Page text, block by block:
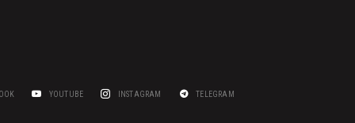
YOUTUBE INSTAGRAM TELEGRAM